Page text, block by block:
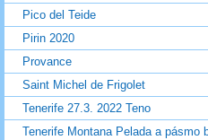
Pico del Teide
Pirin 2020
Provance
Saint Michel de Frigolet
Tenerife 27.3. 2022 Teno
Tenerife Montana Pelada a pásmo